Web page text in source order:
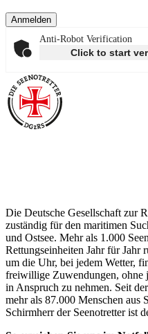
Anmelden
Anti-Robot Verification
Click to start
Die Deutsche Gesellschaft zur
zuständig für den maritimen
und Ostsee. Mehr als 1.000
Rettungseinheiten Jahr für
um die Uhr, bei jedem Wetter,
freiwillige Zuwendungen, ohne
in Anspruch zu nehmen. Seit
mehr als 87.000 Menschen aus
Schirmherr der Seenotretter ist